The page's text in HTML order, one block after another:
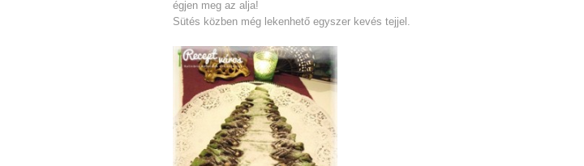
égjen meg az alja!
Sütés közben még lekenhető egyszer kevés tejjel.